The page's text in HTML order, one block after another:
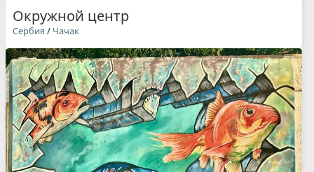
Окружной центр
Сербия / Чачак